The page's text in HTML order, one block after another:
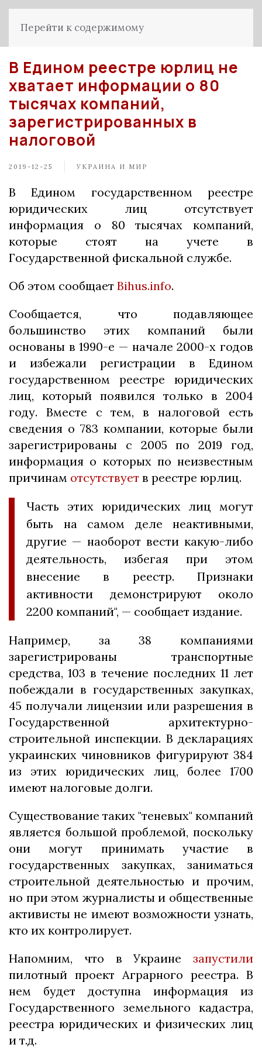
Перейти к содержимому
В Едином реестре юрлиц не
хватает информации о 80
тысячах компаний,
зарегистрированных в
налоговой
2019-12-25 УКРАИНА И МИР
В Едином государственном реестре
юридических лиц отсутствует
информация о 80 тысячах компаний,
которые стоят на учете в
Государственной фискальной службе.
Об этом сообщает Bihus.info.
Сообщается, что подавляющее
большинство этих компаний были
основаны в 1990-е — начале 2000-х годов
и избежали регистрации в Едином
государственном реестре юридических
лиц, который появился только в 2004
году. Вместе с тем, в налоговой есть
сведения о 783 компании, которые были
зарегистрированы с 2005 по 2019 год,
информация о которых по неизвестным
причинам отсутствует в реестре юрлиц.
Часть этих юридических лиц могут
быть на самом деле неактивными,
другие — наоборот вести какую-либо
деятельность, избегая при этом
внесение в реестр. Признаки
активности демонстрируют около
2200 компаний", — сообщает издание.
Например, за 38 компаниями
зарегистрированы транспортные
средства, 103 в течение последних 11 лет
побеждали в государственных закупках,
45 получали лицензии или разрешения в
Государственной архитектурно-
строительной инспекции. В декларациях
украинских чиновников фигурируют 384
из этих юридических лиц, более 1700
имеют налоговые долги.
Существование таких "теневых" компаний
является большой проблемой, поскольку
они могут принимать участие в
государственных закупках, заниматься
строительной деятельностью и прочим,
но при этом журналисты и общественные
активисты не имеют возможности узнать,
кто их контролирует.
Напомним, что в Украине запустили
пилотный проект Аграрного реестра. В
нем будет доступна информация из
Государственного земельного кадастра,
реестра юридических и физических лиц
и т.д.